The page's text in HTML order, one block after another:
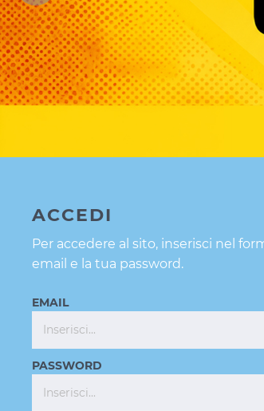
ACCEDI
Per accedere al sito, inserisci nel
email e la tua password.
EMAIL
PASSWORD